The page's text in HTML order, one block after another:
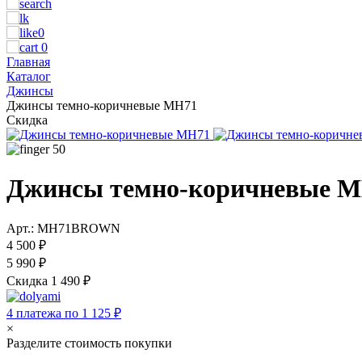
0
0
Главная
Каталог
Джинсы
Джинсы темно-коричневые MH71
Скидка
50
Джинсы темно-коричневые
Арт.: MH71BROWN
4 500 ₽
5 990 ₽
Скидка 1 490 ₽
4 платежа по 1 125 ₽
×
Разделите стоимость покупки